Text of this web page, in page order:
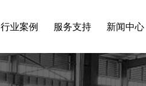
行业案例 服务支持 新闻中心